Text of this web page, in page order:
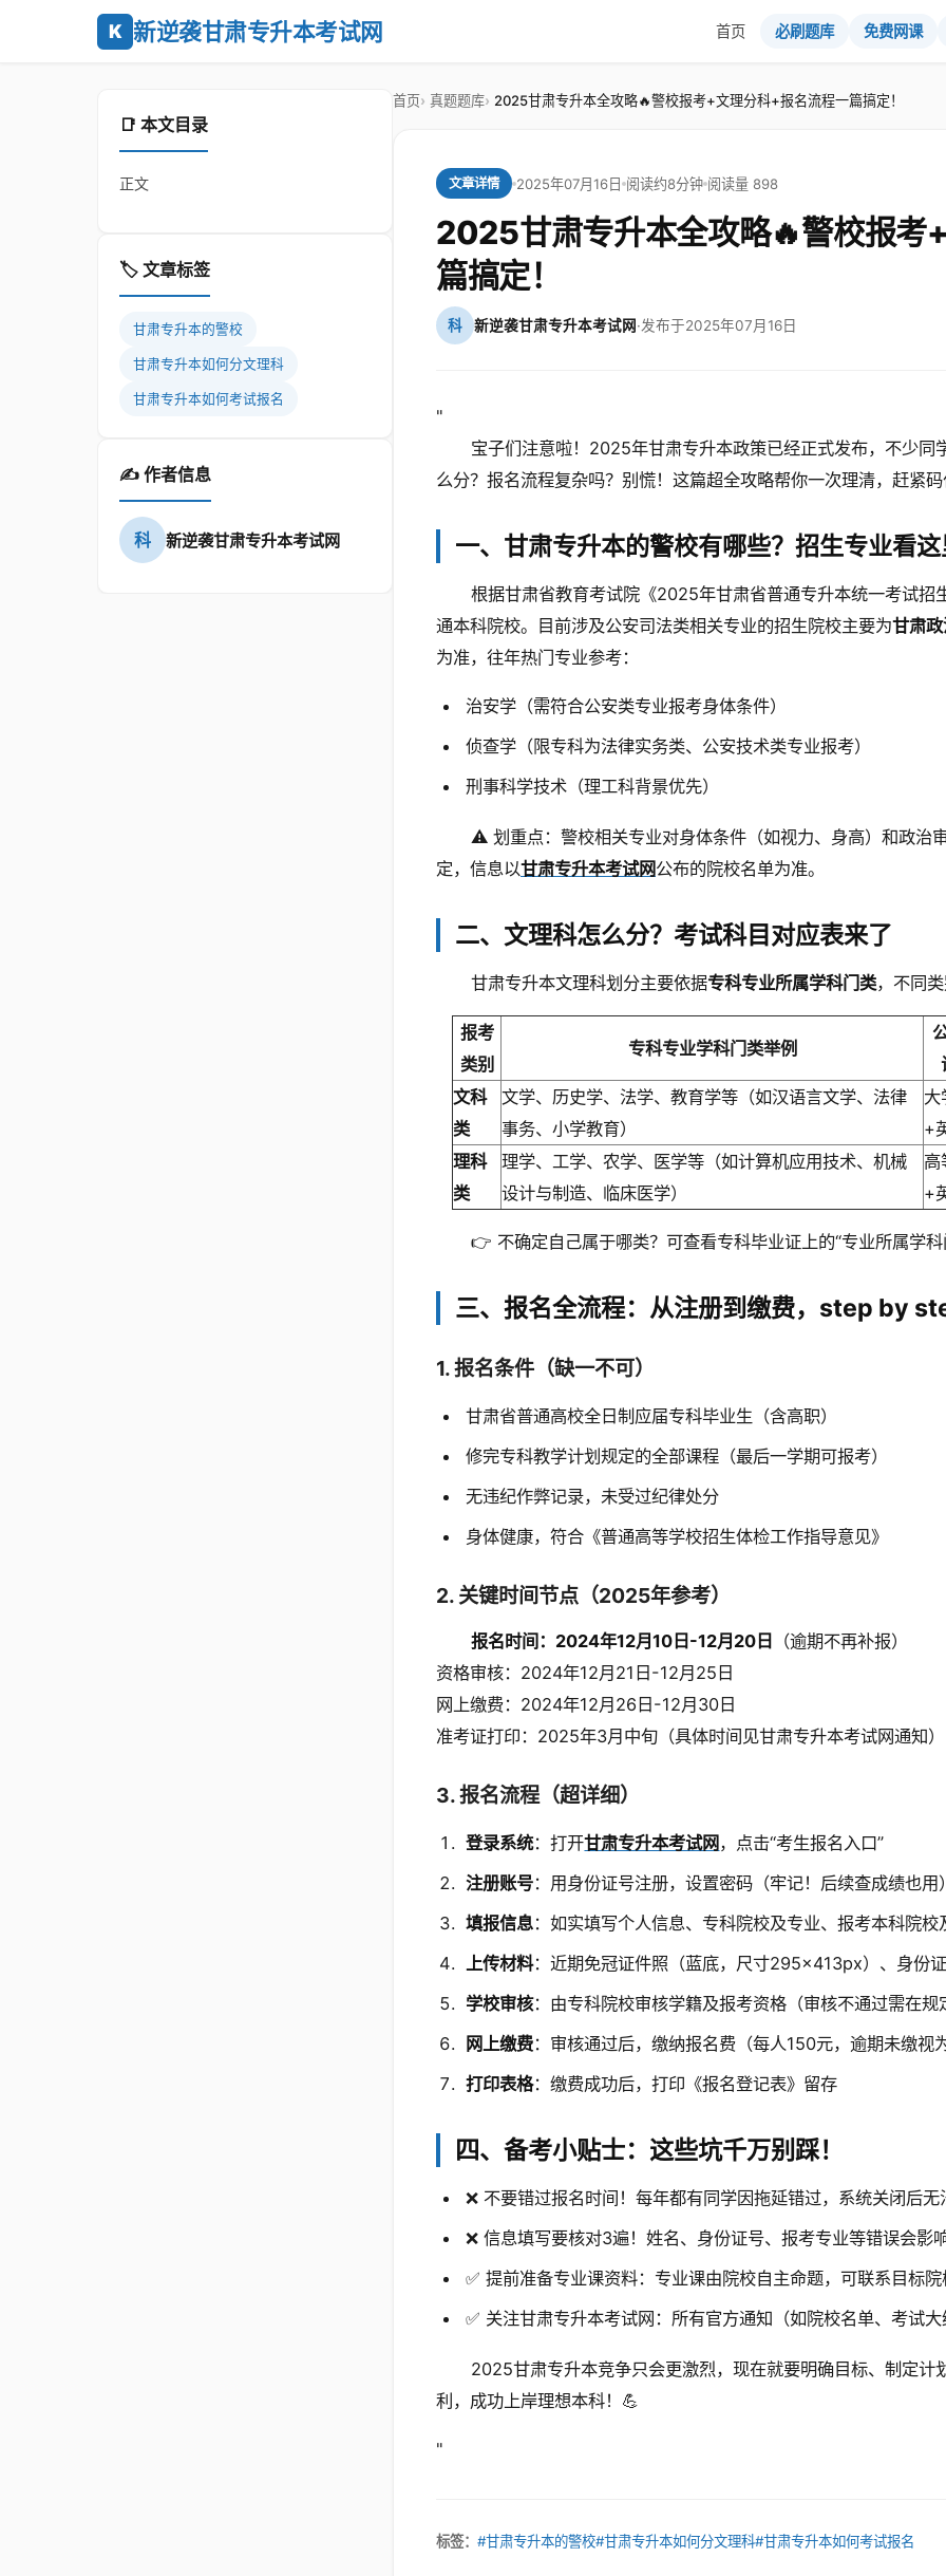
K 新逆袭甘肃专升本考试网 首页 必刷题库 免费网课
📑 本文目录
正文
🏷️ 文章标签
甘肃专升本的警校
甘肃专升本如何分文理科
甘肃专升本如何考试报名
✍️ 作者信息
科 新逆袭甘肃专升本考试网
首页 真题题库 2025甘肃专升本全攻略🔥警校报考+文理分科+报名流程一篇搞定！
文章详情 2025年07月16日 阅读约8分钟 阅读量 898
2025甘肃专升本全攻略🔥警校报考
篇搞定！
科 新逆袭甘肃专升本考试网·发布于2025年07月16日
"
宝子们注意啦！2025年甘肃专升本政策已经正式发布，不少同
么分？报名流程复杂吗？别慌！这篇超全攻略帮你一次理清，赶紧
一、甘肃专升本的警校有哪些？招生专业看
根据甘肃省教育考试院《2025年甘肃省普通专升本统一考试招
通本科院校。目前涉及公安司法类相关专业的招生院校主要为甘肃
为准，往年热门专业参考：
治安学（需符合公安类专业报考身体条件）
侦查学（限专科为法律实务类、公安技术类专业报考）
刑事科学技术（理工科背景优先）
⚠️ 划重点：警校相关专业对身体条件（如视力、身高）和政治
定，信息以甘肃专升本考试网公布的院校名单为准。
二、文理科怎么分？考试科目对应表来了
甘肃专升本文理科划分主要依据专科专业所属学科门类，不同
报考
类别
专科专业学科门类举例
文科
类
文学、历史学、法学、教育学等（如汉语言文学、法律
事务、小学教育）
大
+
理科
类
理学、工学、农学、医学等（如计算机应用技术、机械
设计与制造、临床医学）
高
+
👉 不确定自己属于哪类？可查看专科毕业证上的“专业所属学
三、报名全流程：从注册到缴费，step by
1. 报名条件（缺一不可）
甘肃省普通高校全日制应届专科毕业生（含高职）
修完专科教学计划规定的全部课程（最后一学期可报考）
无违纪作弊记录，未受过纪律处分
身体健康，符合《普通高等学校招生体检工作指导意见》
2. 关键时间节点（2025年参考）
报名时间：2024年12月10日-12月20日
（逾期不再补报）
资格审核：2024年12月21日-12月25日
网上缴费：2024年12月26日-12月30日
准考证打印：2025年3月中旬（具体时间见甘肃专升本考试网通知）
3. 报名流程（超详细）
登录系统：打开甘肃专升本考试网 ，点击“考生报名入口”
注册账号：用身份证号注册，设置密码（牢记！后续查成绩也用
填报信息：如实填写个人信息、专科院校及专业、报考本科院
上传材料：近期免冠证件照（蓝底，尺寸295×413px）、身份
学校审核：由专科院校审核学籍及报考资格（审核不通过需在规
网上缴费：审核通过后，缴纳报名费（每人150元，逾期未缴视
打印表格：缴费成功后，打印《报名登记表》留存
四、备考小贴士：这些坑千万别踩！
❌ 不要错过报名时间！每年都有同学因拖延错过，系统关闭后无
❌ 信息填写要核对3遍！姓名、身份证号、报考专业等错误会影
✅ 提前准备专业课资料：专业课由院校自主命题，可联系目标
✅ 关注甘肃专升本考试网：所有官方通知（如院校名单、考试
2025甘肃专升本竞争只会更激烈，现在就要明确目标、制定计
利，成功上岸理想本科！💪
"
标签： #甘肃专升本的警校#甘肃专升本如何分文理科#甘肃专升本如何考试报名